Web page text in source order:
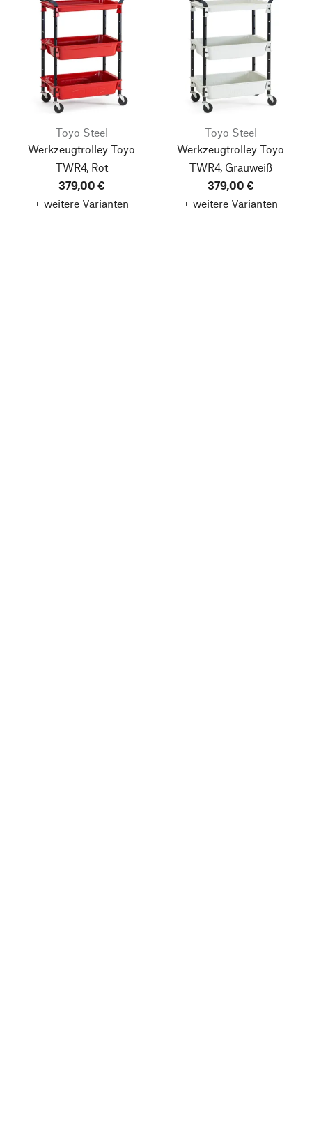
Toyo Steel
Werkzeugtrolley Toyo
TWR4, Rot
379,00 €
+ weitere Varianten
Toyo Steel
Werkzeugtrolley Toyo
TWR4, Grauweiß
379,00 €
+ weitere Varianten